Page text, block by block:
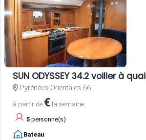
SUN ODYSSEY 34.2 voilier à quai
Pyrénées-Orientales 66
à partir de € la semaine
5 personne(s)
Bateau